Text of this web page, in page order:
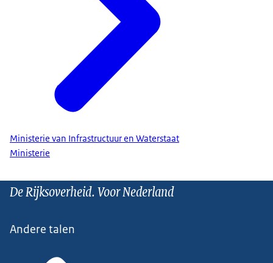
Ministerie van Infrastructuur en Waterstaat
Ministerie
De Rijksoverheid. Voor Nederland
Andere talen